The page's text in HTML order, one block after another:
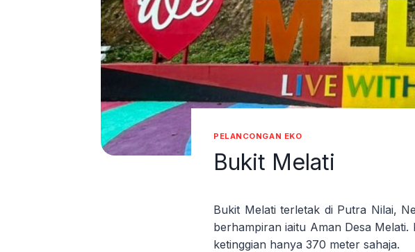
PELANCONGAN EKO
Bukit Melati
Bukit Melati terletak di Putra Nilai,
berhampiran iaitu Aman Desa Melati.
ketinggian hanya 370 meter sahaja.